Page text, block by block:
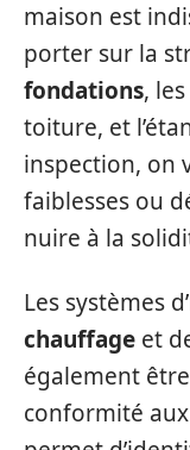
maison est
porter sur la
fondations,
toiture, et
inspection, on
faiblesses ou
nuire à la
Les systèmes d’
chauffage et
également
conformité